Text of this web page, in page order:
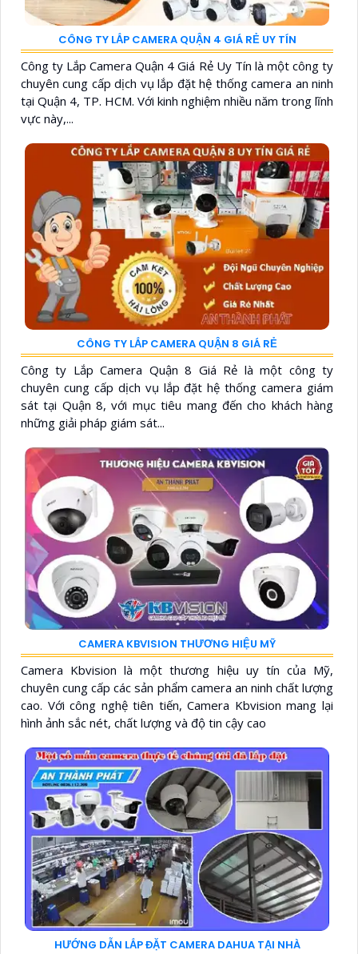
CÔNG TY LẮP CAMERA QUẬN 4 GIÁ RẺ UY TÍN
Công ty Lắp Camera Quận 4 Giá Rẻ Uy Tín là một công ty
chuyên cung cấp dịch vụ lắp đặt hệ thống camera an ninh
tại Quận 4, TP. HCM. Với kinh nghiệm nhiều năm trong lĩnh
vực này,...
CÔNG TY LẮP CAMERA QUẬN 8 GIÁ RẺ
Công ty Lắp Camera Quận 8 Giá Rẻ là một công ty
chuyên cung cấp dịch vụ lắp đặt hệ thống camera giám
sát tại Quận 8, với mục tiêu mang đến cho khách hàng
những giải pháp giám sát...
CAMERA KBVISION THƯƠNG HIỆU MỸ
Camera Kbvision là một thương hiệu uy tín của Mỹ,
chuyên cung cấp các sản phẩm camera an ninh chất lượng
cao. Với công nghệ tiên tiến, Camera Kbvision mang lại
hình ảnh sắc nét, chất lượng và độ tin cậy cao
HƯỚNG DẪN LẮP ĐẶT CAMERA DAHUA TẠI NHÀ